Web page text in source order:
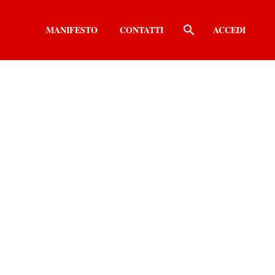
MANIFESTO CONTATTI ACCEDI